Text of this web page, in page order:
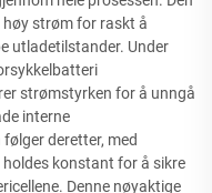
strøm for raskt å
utladetilstander. Under
strømstyrken for å unngå
interne
deretter, med
konstant for å sikre
Denne nøyaktige